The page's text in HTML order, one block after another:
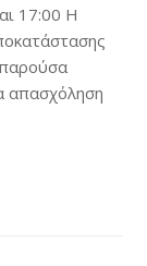
17:00 Η
παρούσα
απασχόληση